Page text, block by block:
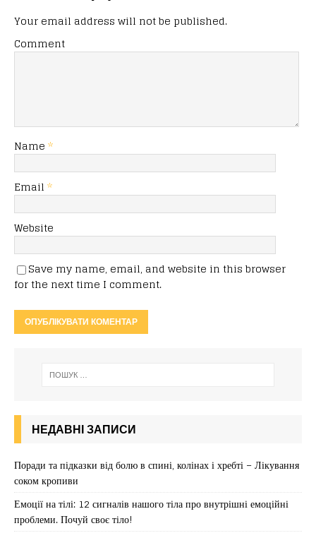
Your email address will not be published.
Comment
Name *
Email *
Website
Save my name, email, and website in this browser
for the next time I comment.
НЕДАВНІ ЗАПИСИ
Поради та підказки від болю в спині, колінах і хребті – Лікування
соком кропиви
Емоції на тілі: 12 сигналів нашого тіла про внутрішні емоційні
проблеми. Почуй своє тіло!